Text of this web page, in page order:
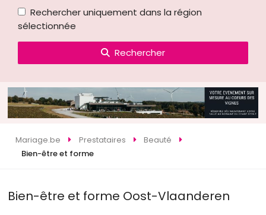
Rechercher uniquement dans la région
sélectionnée
Rechercher
Mariage.be Prestataires
Beauté
Bien-être et forme
Bien-être et forme Oost-Vlaanderen